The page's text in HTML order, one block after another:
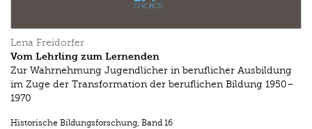
Lena Freidorfer
Vom Lehrling zum Lernenden
Zur Wahrnehmung Jugendlicher in beruflicher Ausbildung
im Zuge der Transformation der beruflichen Bildung 1950–
1970
Historische Bildungsforschung, Band 16